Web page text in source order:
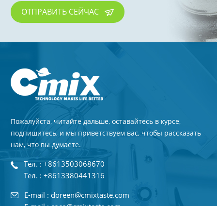
ОТПРАВИТЬ СЕЙЧАС
Пожалуйста, читайте дальше, оставайтесь в курсе,
подпишитесь, и мы приветствуем вас, чтобы рассказать
нам, что вы думаете.
Тел. : +8613503068670
Тел. : +8613380441316
E-mail : doreen@cmixtaste.com